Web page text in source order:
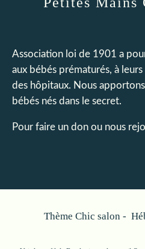
Association loi de 1901 a
aux bébés prématurés, à
des hôpitaux. Nous
bébés nés dans le secret.
Pour faire un don ou nous
Thème Chic salon -